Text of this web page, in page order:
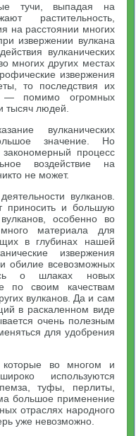
тучи, выпадая на
растительность,
на расстоянии многих
извержении вулкана
вулканических
многих других местах
извержения
то последствия их
помимо огромных
тысяч людей.
вулканических
значение. Но
закономерный процесс
воздействие на
не может.
вулканов.
приносить и большую
особенно во
материала для
в глубинах нашей
извержения
обилие всевозможных
о шлаках новых
по своим качествам
вулканов. Да и сам
в раскаленном виде
очень полезным
для удобрения
которые во многом и
используются
туфы, перлиты,
большое применение
отраслях народного
уже невозможно.